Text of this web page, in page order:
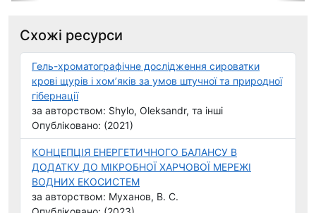
Схожі ресурси
Гель-хроматографічне дослідження сироватки
крові щурів і хом’яків за умов штучної та природної
гібернації
за авторством: Shylo, Oleksandr, та інші
Опубліковано: (2021)
КОНЦЕПЦІЯ ЕНЕРГЕТИЧНОГО БАЛАНСУ В
ДОДАТКУ ДО МІКРОБНОЇ ХАРЧОВОЇ МЕРЕЖІ
ВОДНИХ ЕКОСИСТЕМ
за авторством: Муханов, В. С.